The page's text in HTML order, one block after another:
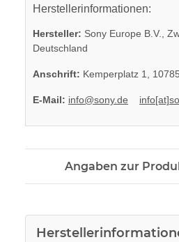
Herstellerinformationen:
Hersteller: Sony Europe B.V.,
Deutschland
Anschrift: Kemperplatz 1,
E-Mail: info@sony.de
Angaben zur